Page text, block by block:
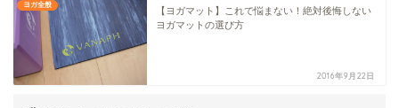
ヨガ全般
【ヨガマット】これで悩まない！絶対後悔しない
ヨガマットの選び方
2016年9月22日